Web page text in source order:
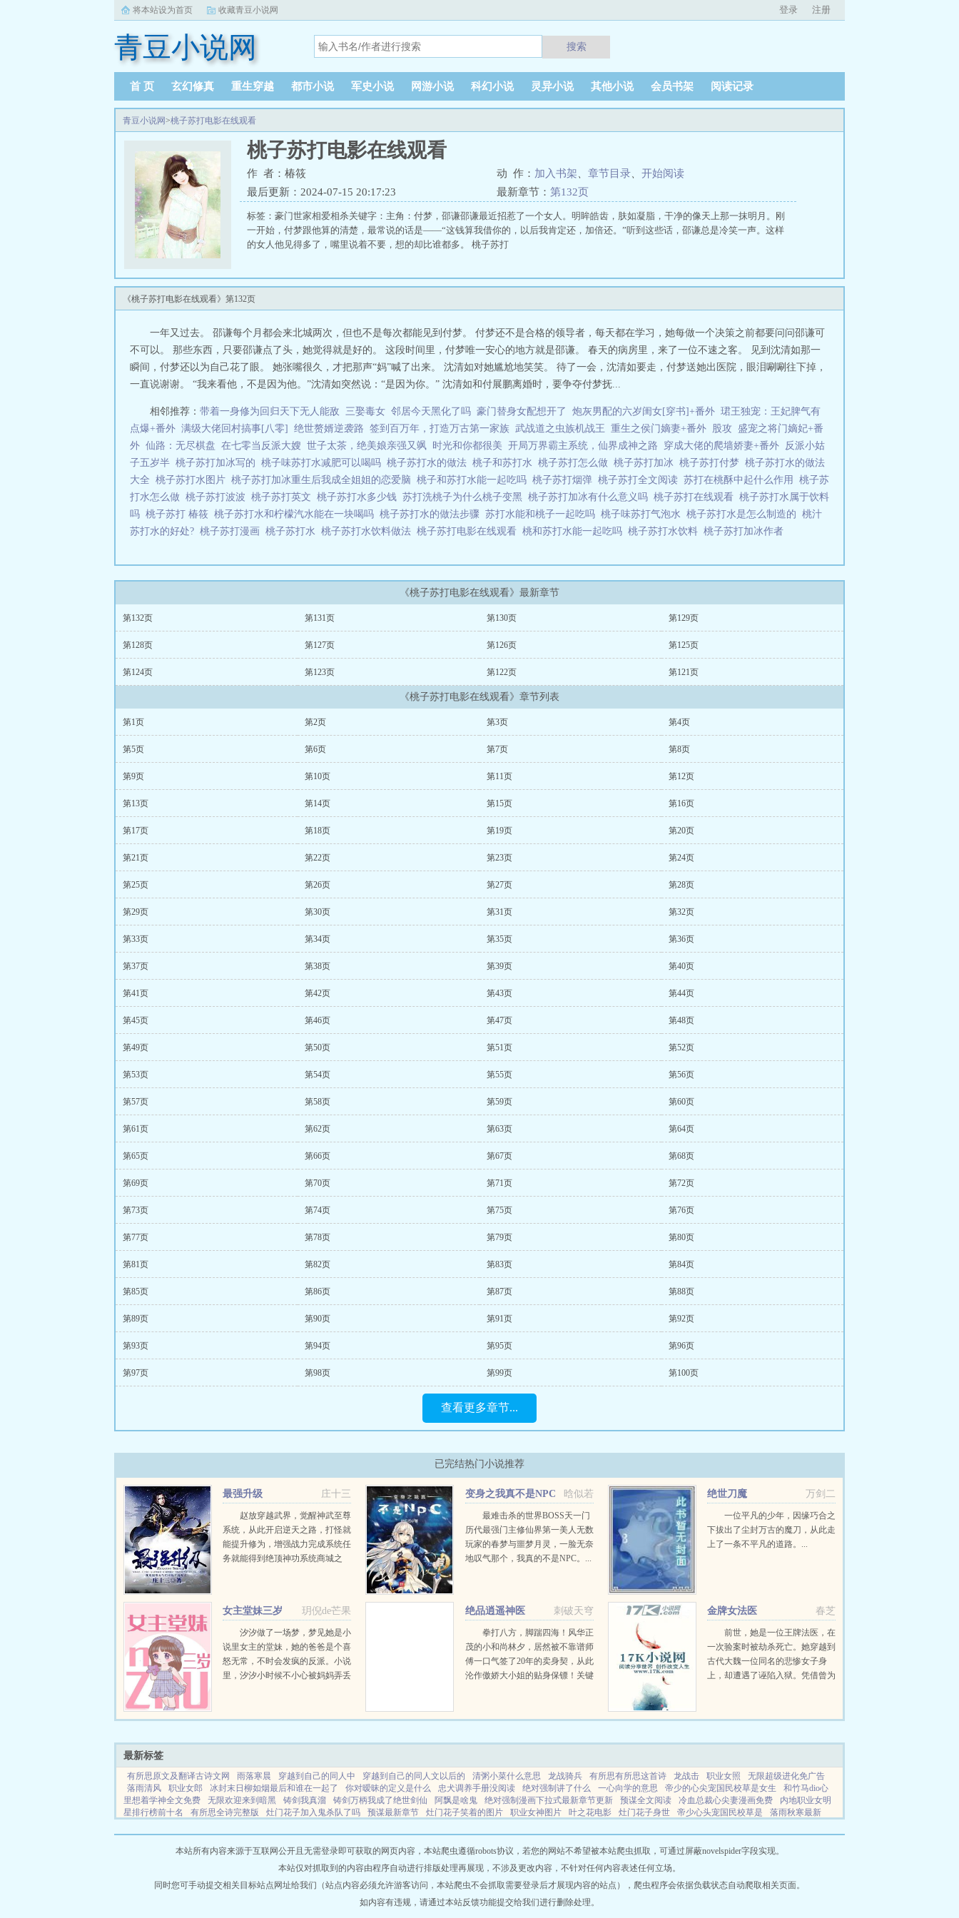
将本站设为首页 收藏青豆小说网 登录 注册
青豆小说网 搜索
首 页 玄幻修真 重生穿越 都市小说 军史小说 网游小说 科幻小说 灵异小说 其他小说 会员书架 阅读记录
青豆小说网>桃子苏打电影在线观看
桃子苏打电影在线观看
作 者：椿筱 动 作： 加入书架 章节目录
开始阅读
最后更新：2024-07-15 20:17:23
最新章节： 第132页
标签：豪门世家相爱相杀关键字：主角：付梦，邵谦邵谦最近招惹了一个女人。明眸皓齿，肤如凝脂，干净的像天上那一抹明月。刚
一开始，付梦跟他算的清楚，最常说的话是——“这钱算我借你的，以后我肯定还，加倍还。”听到这些话，邵谦总是冷笑一声。这样
的女人他见得多了，嘴里说着不要，想的却比谁都多。 桃子苏打
《桃子苏打电影在线观看》第132页
一年又过去。 邵谦每个月都会来北城两次，但也不是每次都能见到付梦。 付梦还不是合格的领导者，每天都在学习，她每做一个决策之前都要问问邵谦可
不可以。 那些东西，只要邵谦点了头，她觉得就是好的。 这段时间里，付梦唯一安心的地方就是邵谦。 春天的病房里，来了一位不速之客。 见到沈清如那一
瞬间，付梦还以为自己花了眼。 她张嘴很久，才把那声“妈”喊了出来。 沈清如对她尴尬地笑笑。 待了一会，沈清如要走，付梦送她出医院，眼泪唰唰往下掉，
一直说谢谢。 “我来看他，不是因为他。”沈清如突然说：“是因为你。” 沈清如和付展鹏离婚时，要争夺付梦抚...
相邻推荐： 带着一身修为回归天下无人能敌 三娶毒女 邻居今天黑化了吗 豪门替身女配想开了 炮灰男配的六岁闺女[穿书]+番外 珺王独宠：王妃脾气有
点爆+番外 满级大佬回村搞事[八零] 绝世赘婿逆袭路 签到百万年，打造万古第一家族 武战道之虫族机战王 重生之侯门嫡妻+番外 股攻 盛宠之将门嫡妃+番
外 仙路：无尽棋盘 在七零当反派大嫂 世子太茶，绝美娘亲强又飒 时光和你都很美 开局万界霸主系统，仙界成神之路 穿成大佬的爬墙娇妻+番外 反派小姑
子五岁半 桃子苏打加冰写的 桃子味苏打水减肥可以喝吗 桃子苏打水的做法 桃子和苏打水 桃子苏打怎么做 桃子苏打加冰 桃子苏打付梦 桃子苏打水的做法
大全 桃子苏打水图片 桃子苏打加冰重生后我成全姐姐的恋爱脑 桃子和苏打水能一起吃吗 桃子苏打烟弹 桃子苏打全文阅读 苏打在桃酥中起什么作用 桃子苏
打水怎么做 桃子苏打波波 桃子苏打英文 桃子苏打水多少钱 苏打洗桃子为什么桃子变黑 桃子苏打加冰有什么意义吗 桃子苏打在线观看 桃子苏打水属于饮料
吗 桃子苏打 椿筱 桃子苏打水和柠檬汽水能在一块喝吗 桃子苏打水的做法步骤 苏打水能和桃子一起吃吗 桃子味苏打气泡水 桃子苏打水是怎么制造的 桃汁
苏打水的好处? 桃子苏打漫画 桃子苏打水 桃子苏打水饮料做法 桃子苏打电影在线观看 桃和苏打水能一起吃吗 桃子苏打水饮料 桃子苏打加冰作者
《桃子苏打电影在线观看》最新章节
第132页 第131页 第130页 第129页
第128页 第127页 第126页 第125页
第124页 第123页 第122页 第121页
《桃子苏打电影在线观看》章节列表
第1页 第2页 第3页 第4页
第5页 第6页 第7页 第8页
第9页 第10页 第11页 第12页
第13页 第14页 第15页 第16页
第17页 第18页 第19页 第20页
第21页 第22页 第23页 第24页
第25页 第26页 第27页 第28页
第29页 第30页 第31页 第32页
第33页 第34页 第35页 第36页
第37页 第38页 第39页 第40页
第41页 第42页 第43页 第44页
第45页 第46页 第47页 第48页
第49页 第50页 第51页 第52页
第53页 第54页 第55页 第56页
第57页 第58页 第59页 第60页
第61页 第62页 第63页 第64页
第65页 第66页 第67页 第68页
第69页 第70页 第71页 第72页
第73页 第74页 第75页 第76页
第77页 第78页 第79页 第80页
第81页 第82页 第83页 第84页
第85页 第86页 第87页 第88页
第89页 第90页 第91页 第92页
第93页 第94页 第95页 第96页
第97页 第98页 第99页 第100页
查看更多章节...
已完结热门小说推荐
庄十三
最强升级
赵放穿越武界，觉醒神武至尊
系统，从此开启逆天之路，打怪就
能提升修为，增强战力完成系统任
务就能得到绝顶神功系统商城之
大！身份我要最尊贵！九天...
晗似若
变身之我真不是NPC
最难击杀的世界BOSS天一门
历代最强门主修仙界第一美人无数
玩家的春梦与噩梦月灵，一脸无奈
地叹气那个，我真的不是NPC。...
万剑二
绝世刀魔
一位平凡的少年，因缘巧合之
下拔出了尘封万古的魔刀，从此走
上了一条不平凡的道路。...
玥倪de芒果
女主堂妹三岁
汐汐做了一场梦，梦见她是小
说里女主的堂妹，她的爸爸是个喜
怒无常，不时会发疯的反派。小说
里，汐汐小时候不小心被妈妈弄丢
聪明的弟弟。因为讨厌女主...
刺破天穹
绝品逍遥神医
拳打八方，脚踹四海！风华正
茂的小和尚林夕，居然被不靠谱师
傅一口气签了20年的卖身契，从此
沦作傲娇大小姐的贴身保镖！关键
俺来？！...
春芝
金牌女法医
前世，她是一位王牌法医，在
一次验案时被劫杀死亡。她穿越到
古代大魏一位同名的悲惨女子身
上，却遭遇了诬陷入狱。凭借曾为
实的背后，却是一桩桩奇案和一个
最新标签
有所思原文及翻译古诗文网 雨落寒晨 穿越到自己的同人中 穿越到自己的同人文以后的 清粥小菜什么意思 龙战骑兵 有所思有所思这首诗 龙战击 职业女照
无限超级进化免广告
落雨清风
职业女郎 冰封末日柳如烟最后和谁在一起了 你对暧昧的定义是什么 忠犬调养手册没阅读 绝对强制讲了什么 一心向学的意思 帝少的心尖宠国民校草是女生
和竹马dio心
里想着学神全文免费
无限欢迎来到暗黑 铸剑我真溜 铸剑万柄我成了绝世剑仙 阿飘是啥鬼 绝对强制漫画下拉式最新章节更新 预谋全文阅读 冷血总裁心尖妻漫画免费
内地职业女明
星排行榜前十名
有所思全诗完整版 灶门花子加入鬼杀队了吗 预谋最新章节 灶门花子笑着的图片 职业女神图片 叶之花电影 灶门花子身世 帝少心头宠国民校草是
落雨秋寒最新
覆辙gl免费阅读
我真剑是什么意思 免费阅读落雨秋寒 国医大师张大宁在哪里坐诊? 恶魔国的崛起 清粥小菜txt书包网 暧昧的本质是什么
网站地图
本站所有内容来源于互联网公开且无需登录即可获取的网页内容，本站爬虫遵循robots协议，若您的网站不希望被本站爬虫抓取，可通过屏蔽novelspider字段实现。
本站仅对抓取到的内容由程序自动进行排版处理再展现，不涉及更改内容，不针对任何内容表述任何立场。
同时您可手动提交相关目标站点网址给我们（站点内容必须允许游客访问，本站爬虫不会抓取需要登录后才展现内容的站点），爬虫程序会依据负载状态自动爬取相关页面。
如内容有违规，请通过本站反馈功能提交给我们进行删除处理。